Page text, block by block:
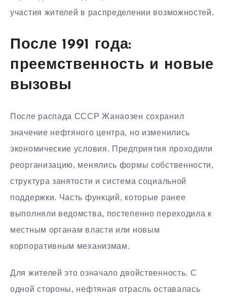
участия жителей в распределении возможностей.
После 1991 года:
преемственность и новые
вызовы
После распада СССР Жанаозен сохранил
значение нефтяного центра, но изменились
экономические условия. Предприятия проходили
реорганизацию, менялись формы собственности,
структура занятости и система социальной
поддержки. Часть функций, которые ранее
выполняли ведомства, постепенно переходила к
местным органам власти или новым
корпоративным механизмам.
Для жителей это означало двойственность. С
одной стороны, нефтяная отрасль оставалась